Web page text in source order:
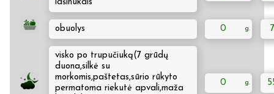
lašinukais
obuolys 0
visko po trupučiuką(7 grūdų
duona,silkė su
morkomis,paštetas,sūrio rūkyto
permatoma riekutė apvali,maža
0